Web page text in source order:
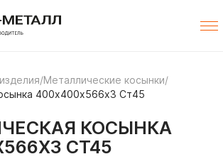
/Металлические косынки/
400х400х566х3 Ст45
КОСЫНКА
СТ45